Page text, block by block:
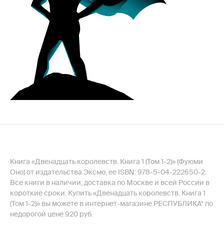
Книга «Двенадцать королевств. Книга 1 (Том 1-2)» (Фуюми
Оно) от издательства Эксмо, ее ISBN: 978-5-04-222650-2.
Все книги в наличии, доставка по Москве и всей России в
короткие сроки. Купить «Двенадцать королевств. Книга 1
(Том 1-2)» вы можете в интернет-магазине РЕСПУБЛИКА* по
недорогой цене 920 руб.